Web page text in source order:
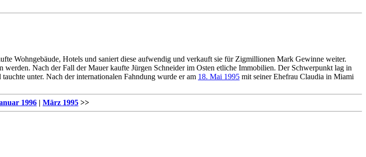
Wohngebäude, Hotels und saniert diese aufwendig und verkauft sie für Zigmillionen Mark Gewinne weiter.
Nach der Fall der Mauer kaufte Jürgen Schneider im Osten etliche Immobilien. Der Schwerpunkt lag in
unter. Nach der internationalen Fahndung wurde er am 18. Mai 1995 mit seiner Ehefrau Claudia in Miami
1996 | März 1995 >>